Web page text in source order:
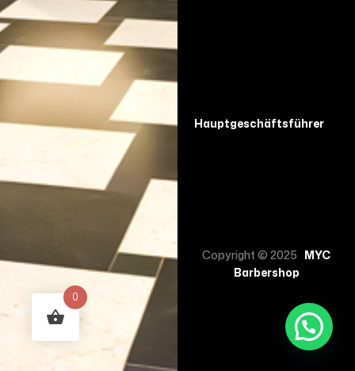
Hauptgeschäftsführer
Copyright © 2025 MYC
Barbershop
0